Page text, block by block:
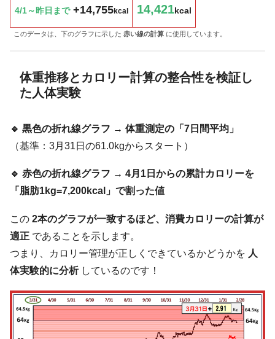
4/1～昨日まで +14,755kcal 14,421kcal
このデータは、下のグラフに示した 赤い線の計算 に使用しています。
体重推移とカロリー計算の整合性を検証し
た人体実験
🔹 黒色の折れ線グラフ → 体重測定の「7日間平均」
（基準：3月31日の61.0kgからスタート）
🔹 赤色の折れ線グラフ → 4月1日からの累計カロリーを
「脂肪1kg=7,200kcal」で割った値
この 2本のグラフが一致するほど、消費カロリーの計算が
適正 であることを示します。
つまり、カロリー管理が正しくできているかどうかを 人
体実験的に分析しているのです！